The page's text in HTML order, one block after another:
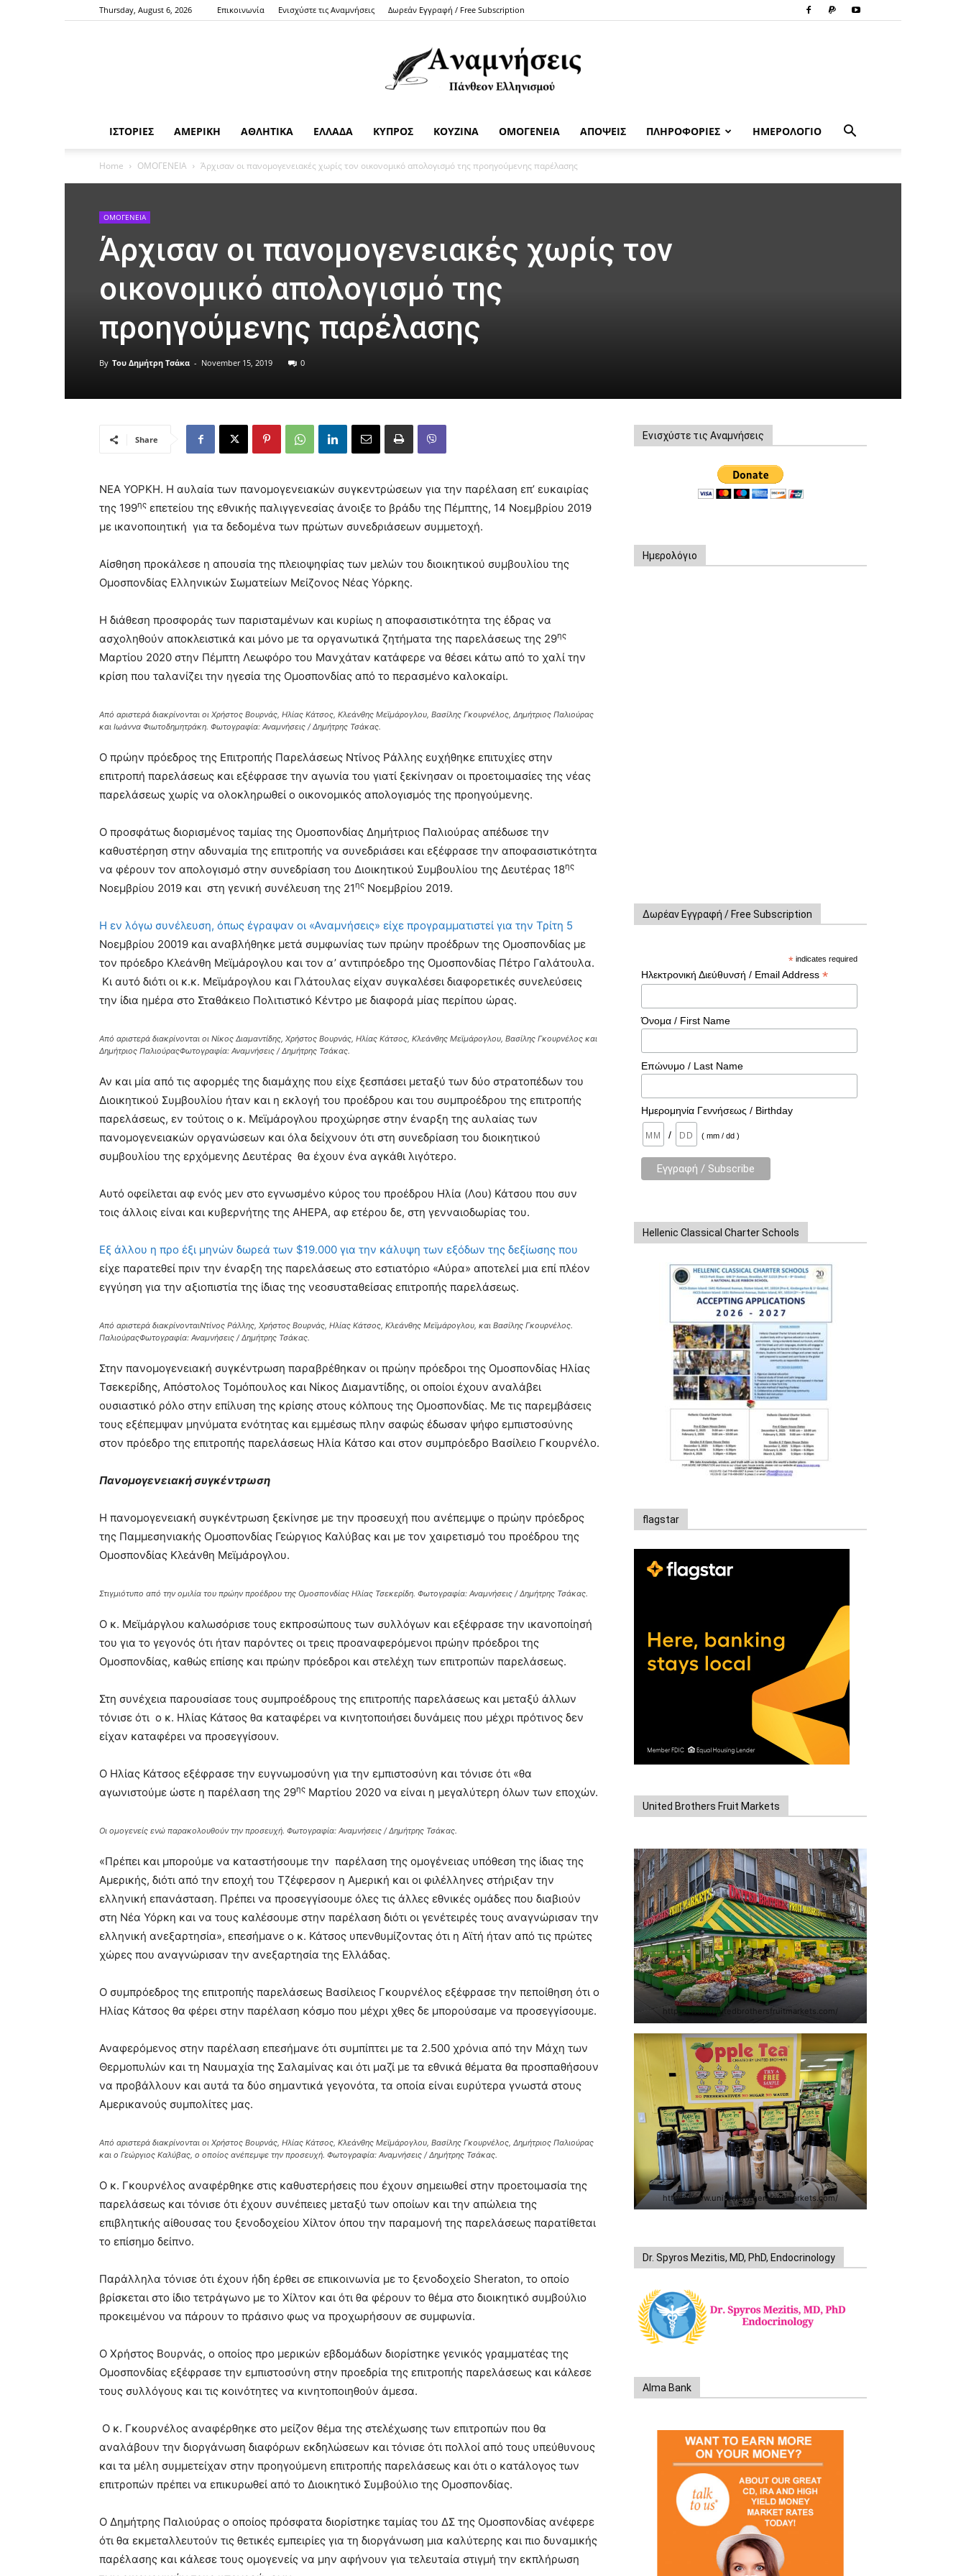
Thursday, August 6, 2026 Επικοινωνία Ενισχύστε τις Αναμνήσεις Δωρεάν Εγγραφή / Free Subscription
ΙΣΤΟΡΙΕΣ ΑΜΕΡΙΚΗ ΑΘΛΗΤΙΚΑ ΕΛΛΑΔΑ ΚΥΠΡΟΣ ΚΟΥΖΙΝΑ ΟΜΟΓΕΝΕΙΑ ΑΠΟΨΕΙΣ ΠΛΗΡΟΦΟΡΙΕΣ ΗΜΕΡΟΛΟΓΙΟ
Home ΟΜΟΓΕΝΕΙΑ Άρχισαν οι πανομογενειακές χωρίς τον οικονομικό απολογισμό της προηγούμενης παρέλασης
ΟΜΟΓΕΝΕΙΑ
Άρχισαν οι πανομογενειακές χωρίς τον
οικονομικό απολογισμό της
προηγούμενης παρέλασης
By Του Δημήτρη Τσάκα - November 15, 2019 0
Share
ΝΕΑ ΥΟΡΚΗ. Η αυλαία των πανομογενειακών συγκεντρώσεων για την παρέλαση επ’ ευκαιρίας
της 199ης επετείου της εθνικής παλιγγενεσίας άνοιξε το βράδυ της Πέμπτης, 14 Νοεμβρίου 2019
με ικανοποιητική για τα δεδομένα των πρώτων συνεδριάσεων συμμετοχή.
Αίσθηση προκάλεσε η απουσία της πλειοψηφίας των μελών του διοικητικού συμβουλίου της
Ομοσπονδίας Ελληνικών Σωματείων Μείζονος Νέας Υόρκης.
Η διάθεση προσφοράς των παρισταμένων και κυρίως η αποφασιστικότητα της έδρας να
ασχοληθούν αποκλειστικά και μόνο με τα οργανωτικά ζητήματα της παρελάσεως της 29ης
Μαρτίου 2020 στην Πέμπτη Λεωφόρο του Μανχάταν κατάφερε να θέσει κάτω από το χαλί την
κρίση που ταλανίζει την ηγεσία της Ομοσπονδίας από το περασμένο καλοκαίρι.
Από αριστερά διακρίνονται οι Χρήστος Βουρνάς, Ηλίας Κάτσος, Κλεάνθης Μεϊμάρογλου, Βασίλης Γκουρνέλος, Δημήτριος Παλιούρας
και Ιωάννα Φιωτοδημητράκη. Φωτογραφία: Αναμνήσεις / Δημήτρης Τσάκας.
Ο πρώην πρόεδρος της Επιτροπής Παρελάσεως Ντίνος Ράλλης ευχήθηκε επιτυχίες στην
επιτροπή παρελάσεως και εξέφρασε την αγωνία του γιατί ξεκίνησαν οι προετοιμασίες της νέας
παρελάσεως χωρίς να ολοκληρωθεί ο οικονομικός απολογισμός της προηγούμενης.
Ο προσφάτως διορισμένος ταμίας της Ομοσπονδίας Δημήτριος Παλιούρας απέδωσε την
καθυστέρηση στην αδυναμία της επιτροπής να συνεδριάσει και εξέφρασε την αποφασιστικότητα
να φέρουν τον απολογισμό στην συνεδρίαση του Διοικητικού Συμβουλίου της Δευτέρας 18ης
Νοεμβρίου 2019 και στη γενική συνέλευση της 21ης Νοεμβρίου 2019.
Η εν λόγω συνέλευση, όπως έγραψαν οι «Αναμνήσεις» είχε προγραμματιστεί για την Τρίτη 5
Νοεμβρίου 20019 και αναβλήθηκε μετά συμφωνίας των πρώην προέδρων της Ομοσπονδίας με
τον πρόεδρο Κλεάνθη Μεϊμάρογλου και τον α’ αντιπρόεδρο της Ομοσπονδίας Πέτρο Γαλάτουλα.
Κι αυτό διότι οι κ.κ. Μεϊμάρογλου και Γλάτουλας είχαν συγκαλέσει διαφορετικές συνελεύσεις
την ίδια ημέρα στο Σταθάκειο Πολιτιστικό Κέντρο με διαφορά μίας περίπου ώρας.
Από αριστερά διακρίνονται οι Νίκος Διαμαντίδης, Χρήστος Βουρνάς, Ηλίας Κάτσος, Κλεάνθης Μεϊμάρογλου, Βασίλης Γκουρνέλος και
Δημήτριος ΠαλιούραςΦωτογραφία: Αναμνήσεις / Δημήτρης Τσάκας.
Αν και μία από τις αφορμές της διαμάχης που είχε ξεσπάσει μεταξύ των δύο στρατοπέδων του
Διοικητικού Συμβουλίου ήταν και η εκλογή του προέδρου και του συμπροέδρου της επιτροπής
παρελάσεως, εν τούτοις ο κ. Μεϊμάρογλου προχώρησε στην έναρξη της αυλαίας των
πανομογενειακών οργανώσεων και όλα δείχνουν ότι στη συνεδρίαση του διοικητικού
συμβουλίου της ερχόμενης Δευτέρας θα έχουν ένα αγκάθι λιγότερο.
Αυτό οφείλεται αφ ενός μεν στο εγνωσμένο κύρος του προέδρου Ηλία (Λου) Κάτσου που συν
τοις άλλοις είναι και κυβερνήτης της AHEPA, αφ ετέρου δε, στη γενναιοδωρίας του.
Εξ άλλου η προ έξι μηνών δωρεά των $19.000 για την κάλυψη των εξόδων της δεξίωσης που
είχε παρατεθεί πριν την έναρξη της παρελάσεως στο εστιατόριο «Αύρα» αποτελεί μια επί πλέον
εγγύηση για την αξιοπιστία της ίδιας της νεοσυσταθείσας επιτροπής παρελάσεως.
Από αριστερά διακρίνονταιΝτίνος Ράλλης, Χρήστος Βουρνάς, Ηλίας Κάτσος, Κλεάνθης Μεϊμάρογλου, και Βασίλης Γκουρνέλος.
ΠαλιούραςΦωτογραφία: Αναμνήσεις / Δημήτρης Τσάκας.
Στην πανομογενειακή συγκέντρωση παραβρέθηκαν οι πρώην πρόεδροι της Ομοσπονδίας Ηλίας
Τσεκερίδης, Απόστολος Τομόπουλος και Νίκος Διαμαντίδης, οι οποίοι έχουν αναλάβει
ουσιαστικό ρόλο στην επίλυση της κρίσης στους κόλπους της Ομοσπονδίας. Με τις παρεμβάσεις
τους εξέπεμψαν μηνύματα ενότητας και εμμέσως πλην σαφώς έδωσαν ψήφο εμπιστοσύνης
στον πρόεδρο της επιτροπής παρελάσεως Ηλία Κάτσο και στον συμπρόεδρο Βασίλειο Γκουρνέλο.
Πανομογενειακή συγκέντρωση
Η πανομογενειακή συγκέντρωση ξεκίνησε με την προσευχή που ανέπεμψε ο πρώην πρόεδρος
της Παμμεσηνιακής Ομοσπονδίας Γεώργιος Καλύβας και με τον χαιρετισμό του προέδρου της
Ομοσπονδίας Κλεάνθη Μεϊμάρογλου.
Στιγμιότυπο από την ομιλία του πρώην προέδρου της Ομοσπονδίας Ηλίας Τσεκερίδη. Φωτογραφία: Αναμνήσεις / Δημήτρης Τσάκας.
Ο κ. Μεϊμάργλου καλωσόρισε τους εκπροσώπους των συλλόγων και εξέφρασε την ικανοποίησή
του για το γεγονός ότι ήταν παρόντες οι τρεις προαναφερόμενοι πρώην πρόεδροι της
Ομοσπονδίας, καθώς επίσης και πρώην πρόεδροι και στελέχη των επιτροπών παρελάσεως.
Στη συνέχεια παρουσίασε τους συμπροέδρους της επιτροπής παρελάσεως και μεταξύ άλλων
τόνισε ότι ο κ. Ηλίας Κάτσος θα καταφέρει να κινητοποιήσει δυνάμεις που μέχρι πρότινος δεν
είχαν καταφέρει να προσεγγίσουν.
Ο Ηλίας Κάτσος εξέφρασε την ευγνωμοσύνη για την εμπιστοσύνη και τόνισε ότι «θα
αγωνιστούμε ώστε η παρέλαση της 29ης Μαρτίου 2020 να είναι η μεγαλύτερη όλων των εποχών.
Οι ομογενείς ενώ παρακολουθούν την προσευχή. Φωτογραφία: Αναμνήσεις / Δημήτρης Τσάκας.
«Πρέπει και μπορούμε να καταστήσουμε την παρέλαση της ομογένειας υπόθεση της ίδιας της
Αμερικής, διότι από την εποχή του Τζέφερσον η Αμερική και οι φιλέλληνες στήριξαν την
ελληνική επανάσταση. Πρέπει να προσεγγίσουμε όλες τις άλλες εθνικές ομάδες που διαβιούν
στη Νέα Υόρκη και να τους καλέσουμε στην παρέλαση διότι οι γενέτειρές τους αναγνώρισαν την
ελληνική ανεξαρτησία», επεσήμανε ο κ. Κάτσος υπενθυμίζοντας ότι η Αϊτή ήταν από τις πρώτες
χώρες που αναγνώρισαν την ανεξαρτησία της Ελλάδας.
Ο συμπρόεδρος της επιτροπής παρελάσεως Βασίλειος Γκουρνέλος εξέφρασε την πεποίθηση ότι ο
Ηλίας Κάτσος θα φέρει στην παρέλαση κόσμο που μέχρι χθες δε μπορούσαμε να προσεγγίσουμε.
Αναφερόμενος στην παρέλαση επεσήμανε ότι συμπίπτει με τα 2.500 χρόνια από την Μάχη των
Θερμοπυλών και τη Ναυμαχία της Σαλαμίνας και ότι μαζί με τα εθνικά θέματα θα προσπαθήσουν
να προβάλλουν και αυτά τα δύο σημαντικά γεγονότα, τα οποία είναι ευρύτερα γνωστά στους
Αμερικανούς συμπολίτες μας.
Από αριστερά διακρίνονται οι Χρήστος Βουρνάς, Ηλίας Κάτσος, Κλεάνθης Μεϊμάρογλου, Βασίλης Γκουρνέλος, Δημήτριος Παλιούρας
και ο Γεώργιος Καλύβας, ο οποίος ανέπεμψε την προσευχή. Φωτογραφία: Αναμνήσεις / Δημήτρης Τσάκας.
Ο κ. Γκουρνέλος αναφέρθηκε στις καθυστερήσεις που έχουν σημειωθεί στην προετοιμασία της
παρελάσεως και τόνισε ότι έχουν συνέπειες μεταξύ των οποίων και την απώλεια της
επιβλητικής αίθουσας του ξενοδοχείου Χίλτον όπου την παραμονή της παρελάσεως παρατίθεται
το επίσημο δείπνο.
Παράλληλα τόνισε ότι έχουν ήδη έρθει σε επικοινωνία με το ξενοδοχείο Sheraton, το οποίο
βρίσκεται στο ίδιο τετράγωνο με το Χίλτον και ότι θα φέρουν το θέμα στο διοικητικό συμβούλιο
προκειμένου να πάρουν το πράσινο φως να προχωρήσουν σε συμφωνία.
Ο Χρήστος Βουρνάς, ο οποίος προ μερικών εβδομάδων διορίστηκε γενικός γραμματέας της
Ομοσπονδίας εξέφρασε την εμπιστοσύνη στην προεδρία της επιτροπής παρελάσεως και κάλεσε
τους συλλόγους και τις κοινότητες να κινητοποιηθούν άμεσα.
Ο κ. Γκουρνέλος αναφέρθηκε στο μείζον θέμα της στελέχωσης των επιτροπών που θα
αναλάβουν την διοργάνωση διαφόρων εκδηλώσεων και τόνισε ότι πολλοί από τους υπεύθυνους
και τα μέλη συμμετείχαν στην προηγούμενη επιτροπής παρελάσεως και ότι ο κατάλογος των
επιτροπών πρέπει να επικυρωθεί από το Διοικητικό Συμβούλιο της Ομοσπονδίας.
Ο Δημήτρης Παλιούρας ο οποίος πρόσφατα διορίστηκε ταμίας του ΔΣ της Ομοσπονδίας ανέφερε
ότι θα εκμεταλλευτούν τις θετικές εμπειρίες για τη διοργάνωση μια καλύτερης και πιο δυναμικής
παρέλασης και κάλεσε τους ομογενείς να μην αφήνουν για τελευταία στιγμή την εκπλήρωση
Ενισχύστε τις Αναμνήσεις
Ημερολόγιο
Δωρέαν Εγγραφή / Free Subscription
* indicates required
Ηλεκτρονική Διεύθυνσή / Email Address *
Όνομα / First Name
Επώνυμο / Last Name
Ημερομηνία Γεννήσεως / Birthday
/ ( mm / dd )
Hellenic Classical Charter Schools
flagstar
United Brothers Fruit Markets
https://www.unitedbrothersfruitmarkets.com/
https://www.unitedbrothersfruitmarkets.com/
Dr. Spyros Mezitis, MD, PhD, Endocrinology
Alma Bank